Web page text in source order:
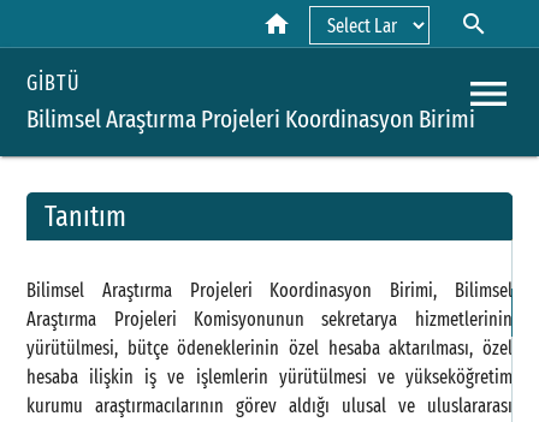
home search
GİBTÜ
Bilimsel Araştırma Projeleri Koordinasyon Birimi
menu
Tanıtım
Bilimsel Araştırma Projeleri Koordinasyon Birimi, Bilimsel
Araştırma Projeleri Komisyonunun sekretarya hizmetlerinin
yürütülmesi, bütçe ödeneklerinin özel hesaba aktarılması, özel
hesaba ilişkin iş ve işlemlerin yürütülmesi ve yükseköğretim
kurumu araştırmacılarının görev aldığı ulusal ve uluslararası